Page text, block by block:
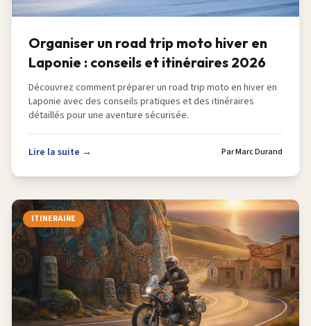
Organiser un road trip moto hiver en
Laponie : conseils et itinéraires 2026
Découvrez comment préparer un road trip moto en hiver en
Laponie avec des conseils pratiques et des itinéraires
détaillés pour une aventure sécurisée.
Lire la suite → ParMarc Durand
ITINERAIRE